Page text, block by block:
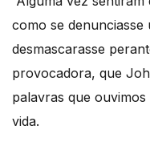
como se denunciasse
desmascarasse
provocadora, que
palavras que
vida.